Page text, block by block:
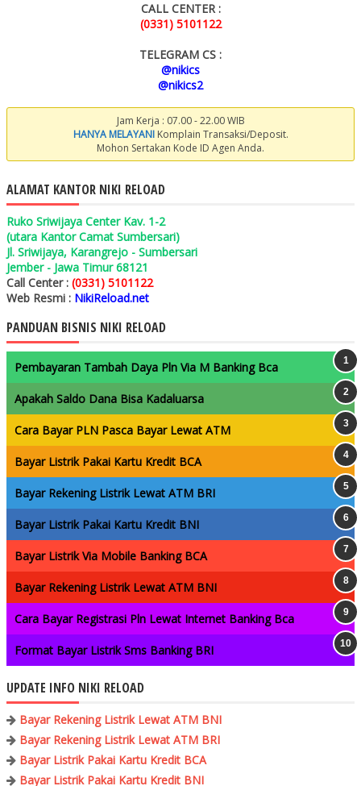
CALL CENTER :
(0331) 5101122
TELEGRAM CS :
@nikics
@nikics2
Jam Kerja : 07.00 - 22.00 WIB
HANYA MELAYANIKomplain Transaksi/Deposit.
Mohon Sertakan Kode ID Agen Anda.
ALAMAT KANTOR NIKI RELOAD
Ruko Sriwijaya Center Kav. 1-2
(utara Kantor Camat Sumbersari)
Jl. Sriwijaya, Karangrejo - Sumbersari
Jember - Jawa Timur 68121
Call Center : (0331) 5101122
Web Resmi : NikiReload.net
PANDUAN BISNIS NIKI RELOAD
Pembayaran Tambah Daya Pln Via M Banking Bca
Apakah Saldo Dana Bisa Kadaluarsa
Cara Bayar PLN Pasca Bayar Lewat ATM
Bayar Listrik Pakai Kartu Kredit BCA
Bayar Rekening Listrik Lewat ATM BRI
Bayar Listrik Pakai Kartu Kredit BNI
Bayar Listrik Via Mobile Banking BCA
Bayar Rekening Listrik Lewat ATM BNI
Cara Bayar Registrasi Pln Lewat Internet Banking Bca
Format Bayar Listrik Sms Banking BRI
UPDATE INFO NIKI RELOAD
Bayar Rekening Listrik Lewat ATM BNI
Bayar Rekening Listrik Lewat ATM BRI
Bayar Listrik Pakai Kartu Kredit BCA
Bayar Listrik Pakai Kartu Kredit BNI